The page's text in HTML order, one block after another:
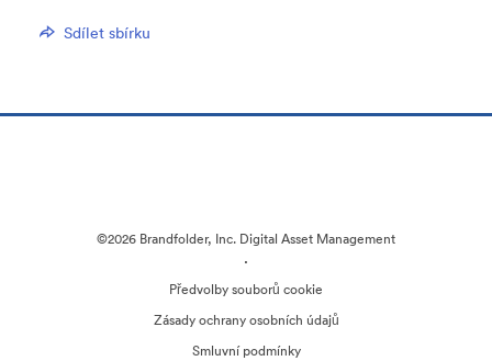
Sdílet sbírku
©2026 Brandfolder, Inc. Digital Asset Management
·
Předvolby souborů cookie
Zásady ochrany osobních údajů
Smluvní podmínky